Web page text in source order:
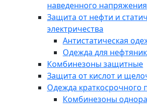
наведенного напряжения
Защита от нефти и
электричества
Антистатическая
Одежда для
Комбинезоны защитные
Защита от кислот и
Одежда краткосрочного
Комбинезоны